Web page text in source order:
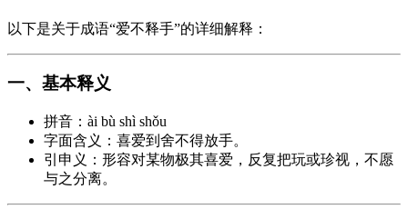
以下是关于成语“爱不释手”的详细解释：
一、基本释义
拼音：ài bù shì shǒu
字面含义：喜爱到舍不得放手。
引申义：形容对某物极其喜爱，反复把玩或珍视，不愿
与之分离。